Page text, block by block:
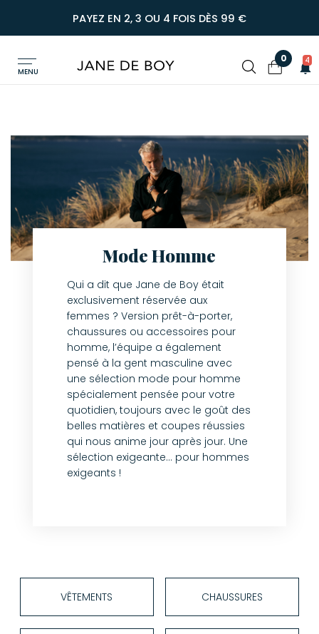
PAYEZ EN 2, 3 OU 4 FOIS DÈS 99 €
MENU
0 4
Mode Homme
Qui a dit que Jane de Boy était
exclusivement réservée aux
femmes ? Version prêt-à-porter,
chaussures ou accessoires pour
homme, l’équipe a également
pensé à la gent masculine avec
une sélection mode pour homme
spécialement pensée pour votre
quotidien, toujours avec le goût des
belles matières et coupes réussies
qui nous anime jour après jour. Une
sélection exigeante… pour hommes
exigeants !
VÊTEMENTS CHAUSSURES